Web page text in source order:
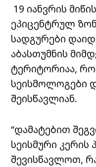
19 იანვრის
ეპიცენტრულ
სადგურები
აბასთუმნის
ტერიტორიაა,
სეისმოლოგები
შეისწავლიან.
“დამატებით
სეისმური კერის
შევისწავლოთ,